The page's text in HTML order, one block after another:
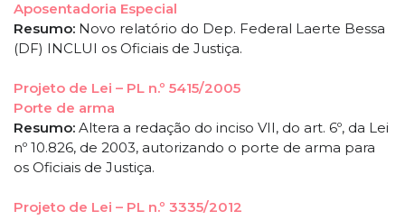
Aposentadoria Especial
Resumo: Novo relatório do Dep. Federal Laerte Bessa
(DF) INCLUI os Oficiais de Justiça.
Projeto de Lei – PL n.º 5415/2005
Porte de arma
Resumo: Altera a redação do inciso VII, do art. 6º, da Lei
nº 10.826, de 2003, autorizando o porte de arma para
os Oficiais de Justiça.
Projeto de Lei – PL n.º 3335/2012